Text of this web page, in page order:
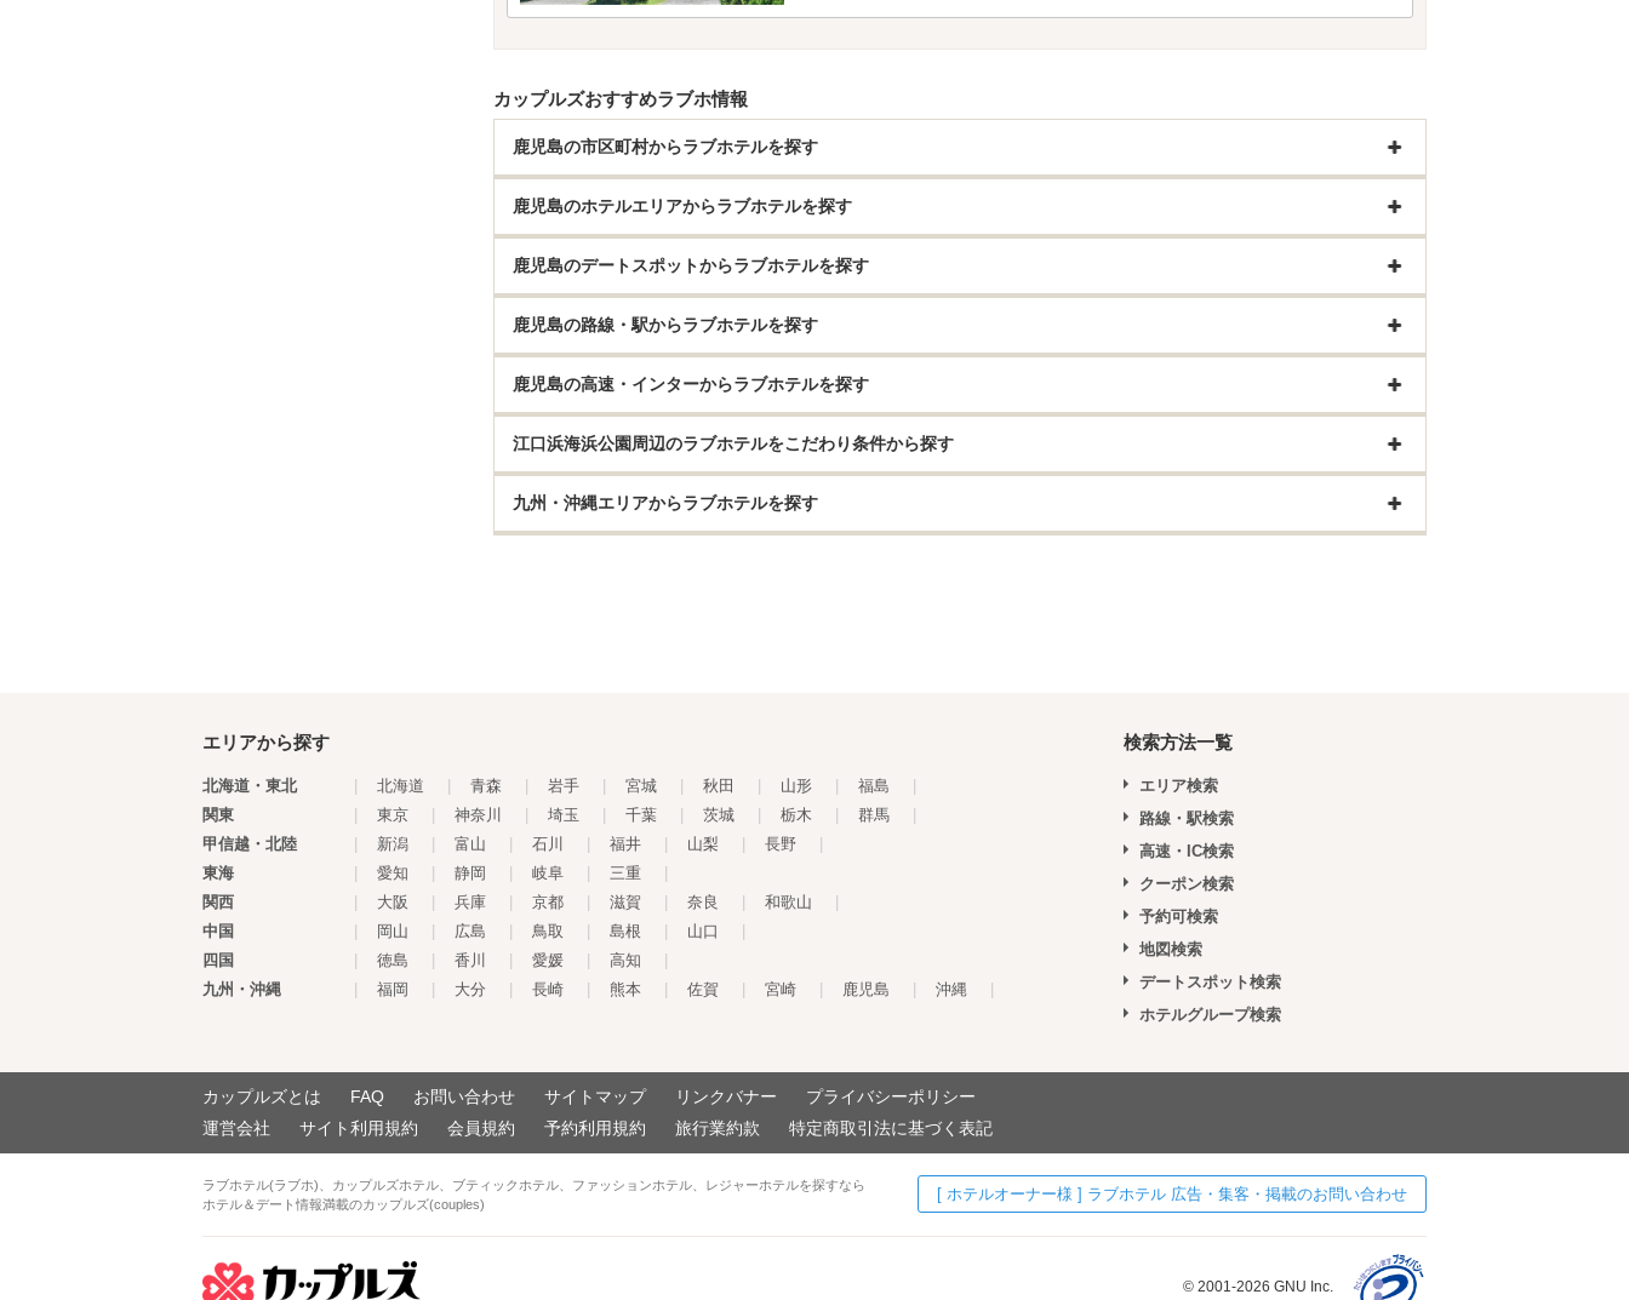
カップルズおすすめラブホ情報
鹿児島の市区町村からラブホテルを探す
鹿児島のホテルエリアからラブホテルを探す
鹿児島のデートスポットからラブホテルを探す
鹿児島の路線・駅からラブホテルを探す
鹿児島の高速・インターからラブホテルを探す
江口浜海浜公園周辺のラブホテルをこだわり条件から探す
九州・沖縄エリアからラブホテルを探す
エリアから探す
北海道・東北 北海道 青森 岩手 宮城 秋田 山形 福島
関東
東京 神奈川 埼玉 千葉 茨城 栃木 群馬
甲信越・北陸
新潟 富山 石川 福井 山梨 長野
東海
愛知 静岡 岐阜 三重
関西
大阪 兵庫 京都 滋賀 奈良 和歌山
中国
岡山 広島 鳥取 島根 山口
四国
徳島 香川 愛媛 高知
九州・沖縄
福岡 大分 長崎 熊本 佐賀 宮崎 鹿児島 沖縄
検索方法一覧
エリア検索
路線・駅検索
高速・IC検索
クーポン検索
予約可検索
地図検索
デートスポット検索
ホテルグループ検索
カップルズとは FAQ お問い合わせ サイトマップ リンクバナー
プライバシーポリシー
運営会社
サイト利用規約 会員規約 予約利用規約 旅行業約款 特定商取引法に基づく表記
ラブホテル(ラブホ)、カップルズホテル、ブティックホテル、ファッションホテル、レジャーホテルを探すなら
ホテル＆デート情報満載のカップルズ(couples)
[ ホテルオーナー様 ] ラブホテル 広告・集客・掲載のお問い合わせ
© 2001-2026 GNU Inc.